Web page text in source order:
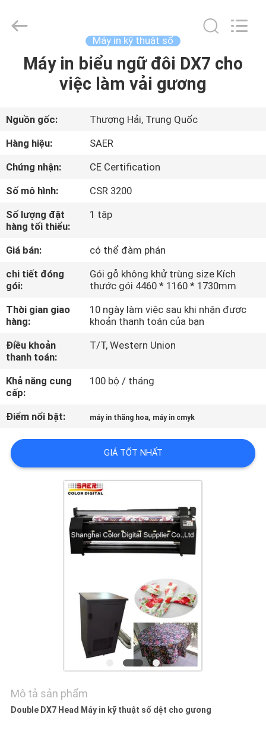
NHÀ
PHẨM
VIDEO
VỀ
CHÚNG
TÔI
THAM
QUAN
NHÀ
MÁY
KIỂM
SOÁT
CHẤT
LƯỢNG
LIÊN
TRƯỜNG
HỢP
Shanghai
Color
Máy in kỹ thuật số
Máy in biểu ngữ đôi DX7 cho
việc làm vải gương
Nguồn gốc:
Thượng Hải, Trung Quốc
Hàng hiệu:
SAER
Chứng nhận:
CE Certification
Số mô hình:
CSR 3200
Số lượng đặt
hàng tối thiểu:
1 tập
Giá bán:
có thể đàm phán
chi tiết đóng
gói:
Gói gỗ không khử trùng size Kích
thước gói 4460 * 1160 * 1730mm
Thời gian giao
hàng:
10 ngày làm việc sau khi nhận được
khoản thanh toán của bạn
Điều khoản
thanh toán:
T/T, Western Union
Khả năng cung
cấp:
100 bộ / tháng
Điểm nổi bật: máy in thăng hoa, máy in cmyk
GIÁ TỐT NHẤT
Mô tả sản phẩm
Double DX7 Head Máy in kỹ thuật số dệt cho gương